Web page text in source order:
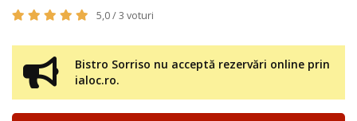
5,0 / 3 voturi
Bistro Sorriso nu acceptă rezervări online prin
ialoc.ro.